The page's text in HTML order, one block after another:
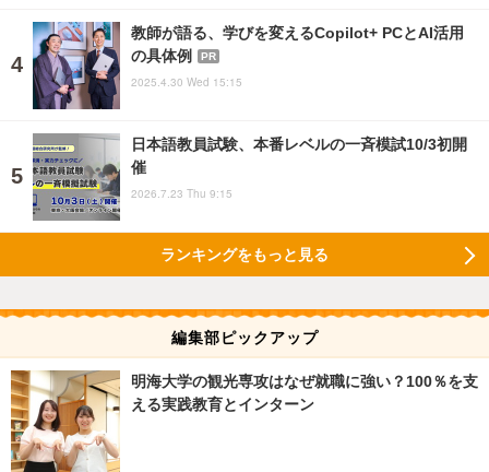
教師が語る、学びを変えるCopilot+ PCとAI活用
の具体例
PR
2025.4.30 Wed 15:15
日本語教員試験、本番レベルの一斉模試10/3初開
催
2026.7.23 Thu 9:15
ランキングをもっと見る
編集部ピックアップ
明海大学の観光専攻はなぜ就職に強い？100％を支
える実践教育とインターン